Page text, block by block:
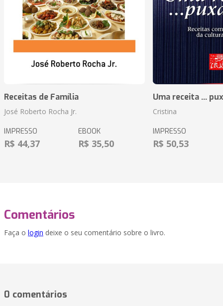
Receitas de Família
José Roberto Rocha Jr.
IMPRESSO
R$ 44,37
EBOOK
R$ 35,50
Uma receita ...
Cristina
IMPRESSO
R$ 50,53
Comentários
Faça o login deixe o seu comentário sobre o livro.
0 comentários